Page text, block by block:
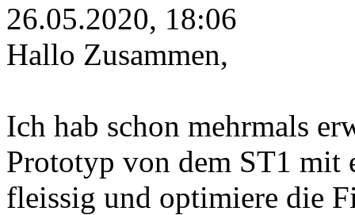
26.05.2020, 18:06
Hallo Zusammen,
Ich hab schon mehrmals
Prototyp von dem ST1 mit
fleissig und optimiere die